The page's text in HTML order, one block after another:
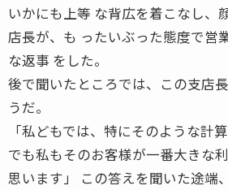
いかにも上等 な背広を着こなし、
店長が、も ったいぶった態度で営
な返事 をした。
後で聞いたところでは、この支店
うだ。
「私どもでは、特にそのような計
でも私もそのお客様が一番大きな
思います」 この答えを聞いた途端